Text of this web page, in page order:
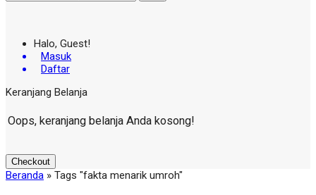
Halo, Guest!
Masuk
Daftar
Keranjang Belanja
Oops, keranjang belanja Anda kosong!
Checkout
Beranda » Tags "fakta menarik umroh"